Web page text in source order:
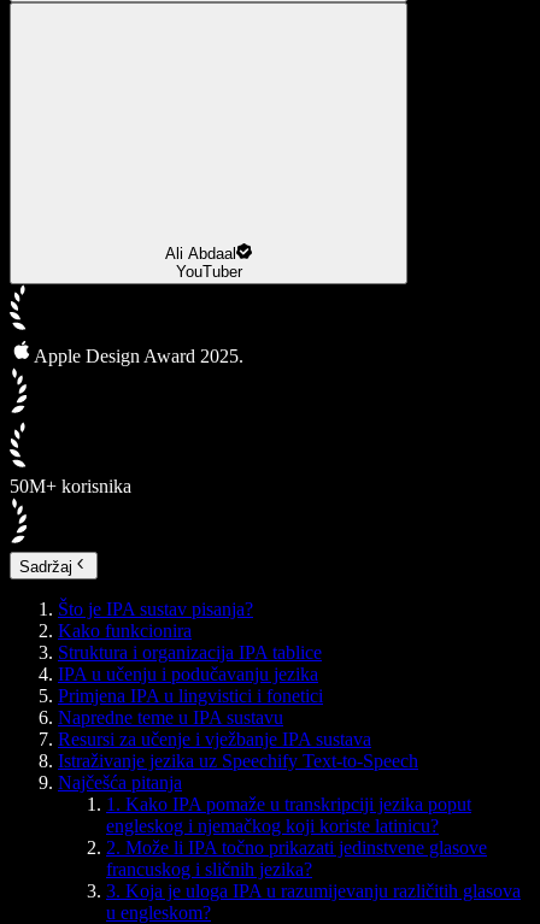
Ali Abdaal
YouTuber
Apple Design Award 2025.
50M+ korisnika
Sadržaj
Što je IPA sustav pisanja?
Kako funkcionira
Struktura i organizacija IPA tablice
IPA u učenju i podučavanju jezika
Primjena IPA u lingvistici i fonetici
Napredne teme u IPA sustavu
Resursi za učenje i vježbanje IPA sustava
Istraživanje jezika uz Speechify Text-to-Speech
Najčešća pitanja
1. Kako IPA pomaže u transkripciji jezika poput
engleskog i njemačkog koji koriste latinicu?
2. Može li IPA točno prikazati jedinstvene glasove
francuskog i sličnih jezika?
3. Koja je uloga IPA u razumijevanju različitih glasova
u engleskom?